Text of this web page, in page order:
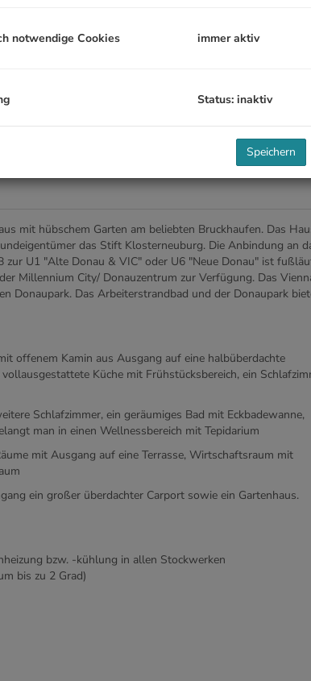
mit hübschem Garten am beliebten Bruckhaufen. Das
das Stift Klosterneuburg. Die Anbindung an
zur U1 "Alte Donau & VIC" oder U6 "Neue Donau" ist
Millennium City/ Donauzentrum zur Verfügung. Das
Donaupark. Das Arbeiterstrandbad und der Donaupark
offenem Kamin aus Ausgang auf eine halbüberdachte
Küche mit Frühstücksbereich, ein
Schlafzimmer, ein geräumiges Bad mit Eckbadewanne,
man in einen Wellnessbereich mit Tepidarium
mit Ausgang auf eine Terrasse, Wirtschaftsraum mit
ein großer überdachter Carport sowie ein Gartenhaus.
bzw. -kühlung in allen Stockwerken
bis zu 2 Grad)
notwendige Cookies immer aktiv
Status: inaktiv
Speichern